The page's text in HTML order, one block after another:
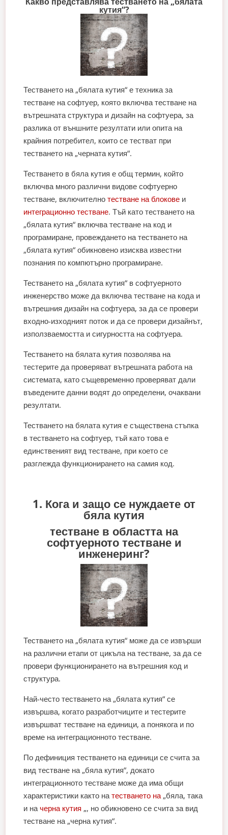
кутия“?
Тестването на „бялата кутия“ е техника за
тестване на софтуер, която включва тестване на
вътрешната структура и дизайн на софтуера, за
разлика от външните резултати или опита на
крайния потребител, които се тестват при
тестването на „черната кутия“.
Тестването в бяла кутия е общ термин, който
включва много различни видове софтуерно
тестване, включителнотестване на блокове и
интеграционно тестване. Тъй като тестването на
„бялата кутия“ включва тестване на код и
програмиране, провеждането на тестването на
„бялата кутия“ обикновено изисква известни
познания по компютърно програмиране.
Тестването на „бялата кутия“ в софтуерното
инженерство може да включва тестване на кода и
вътрешния дизайн на софтуера, за да се провери
входно-изходният поток и да се провери дизайнът,
използваемостта и сигурността на софтуера.
Тестването на бялата кутия позволява на
тестерите да проверяват вътрешната работа на
системата, като същевременно проверяват дали
въведените данни водят до определени, очаквани
резултати.
Тестването на бялата кутия е съществена стъпка
в тестването на софтуер, тъй като това е
единственият вид тестване, при което се
разглежда функционирането на самия код.
1. Кога и защо се нуждаете от
бяла кутия
тестване в областта на
софтуерното тестване и
инженеринг?
Тестването на „бялата кутия“ може да се извърши
на различни етапи от цикъла на тестване, за да се
провери функционирането на вътрешния код и
структура.
Най-често тестването на „бялата кутия“ се
извършва, когато разработчиците и тестерите
извършват тестване на единици, а понякога и по
време на интеграционното тестване.
По дефиниция тестването на единици се счита за
вид тестване на „бяла кутия“, докато
интеграционното тестване може да има общи
характеристики както натестването на „бяла, така
и начерна кутия „, но обикновено се счита за вид
тестване на „черна кутия“.